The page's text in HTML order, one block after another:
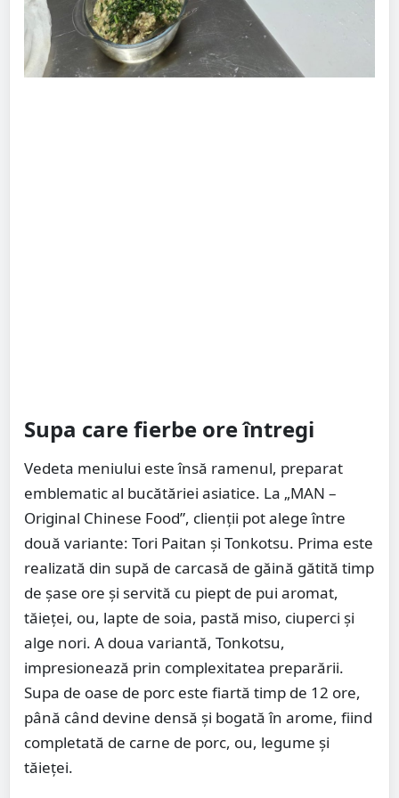
Supa care fierbe ore întregi
Vedeta meniului este însă ramenul, preparat
emblematic al bucătăriei asiatice. La „MAN –
Original Chinese Food”, clienții pot alege între
două variante: Tori Paitan și Tonkotsu. Prima este
realizată din supă de carcasă de găină gătită timp
de șase ore și servită cu piept de pui aromat,
tăieței, ou, lapte de soia, pastă miso, ciuperci și
alge nori. A doua variantă, Tonkotsu,
impresionează prin complexitatea preparării.
Supa de oase de porc este fiartă timp de 12 ore,
până când devine densă și bogată în arome, fiind
completată de carne de porc, ou, legume și
tăieței.